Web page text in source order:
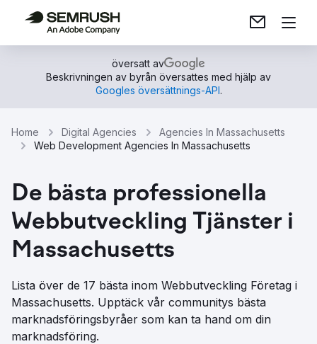
översatt av
Beskrivningen av byrån översattes med hjälp av
Googles översättnings-API.
Home Digital Agencies
Agencies In Massachusetts
Web Development Agencies In Massachusetts
De bästa professionella
Webbutveckling Tjänster i
Massachusetts
Lista över de 17 bästa inom Webbutveckling Företag i
Massachusetts. Upptäck vår communitys bästa
marknadsföringsbyråer som kan ta hand om din
marknadsföring.